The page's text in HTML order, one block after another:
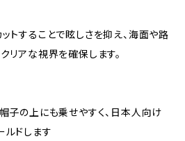
トすることで眩しさを抑え、海面や路
リアな視界を確保します。
子の上にも乗せやすく、日本人向け
ドします